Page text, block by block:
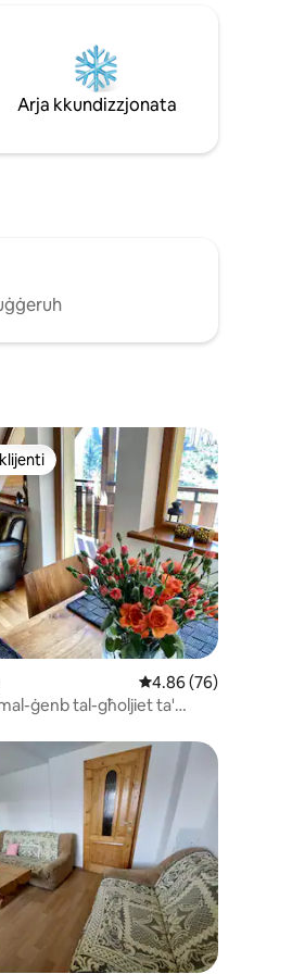
minn kull kamra .
tan-natura :)
Arja kkundizzjonata
5, skont dan-numru ta' reviews: 31
Rating medju ta' 4.86
4.86 (76)
ġenb tal-għoljiet ta'